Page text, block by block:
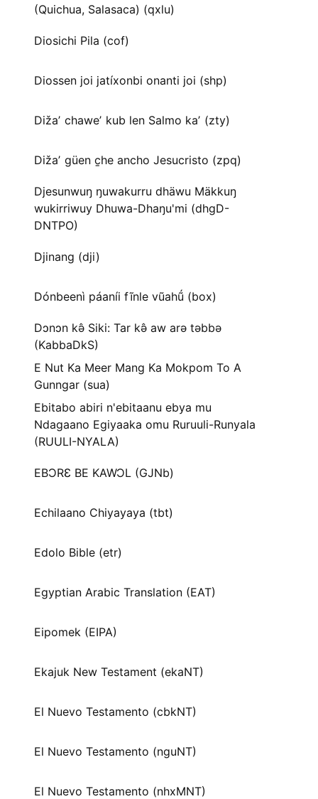
(Quichua, Salasaca) (qxlu)
Diosichi Pila (cof)
Diossen joi jatíxonbi onanti joi (shp)
Dižaʼ chaweʼ kub len Salmo kaʼ (zty)
Dižaʼ güen c̱he ancho Jesucristo (zpq)
Djesunwuŋ ŋuwakurru dhäwu Mäkkuŋ
wukirriwuy Dhuwa-Dhaŋu'mi (dhgD-
DNTPO)
Djinang (dji)
Dónbeenì páaníi fĩnle vũahṹ (box)
Dɔnɔn kə̂ Siki: Tar kə̂ aw arə təbbə
(KabbaDkS)
E Nut Ka Meer Mang Ka Mokpom To A
Gunngar (sua)
Ebitabo abiri n'ebitaanu ebya mu
Ndagaano Egiyaaka omu Ruruuli-Runyala
(RUULI-NYALA)
EBƆRƐ BE KAWƆL (GJNb)
Echilaano Chiyayaya (tbt)
Edolo Bible (etr)
Egyptian Arabic Translation (EAT)
Eipomek (EIPA)
Ekajuk New Testament (ekaNT)
El Nuevo Testamento (cbkNT)
El Nuevo Testamento (nguNT)
El Nuevo Testamento (nhxMNT)